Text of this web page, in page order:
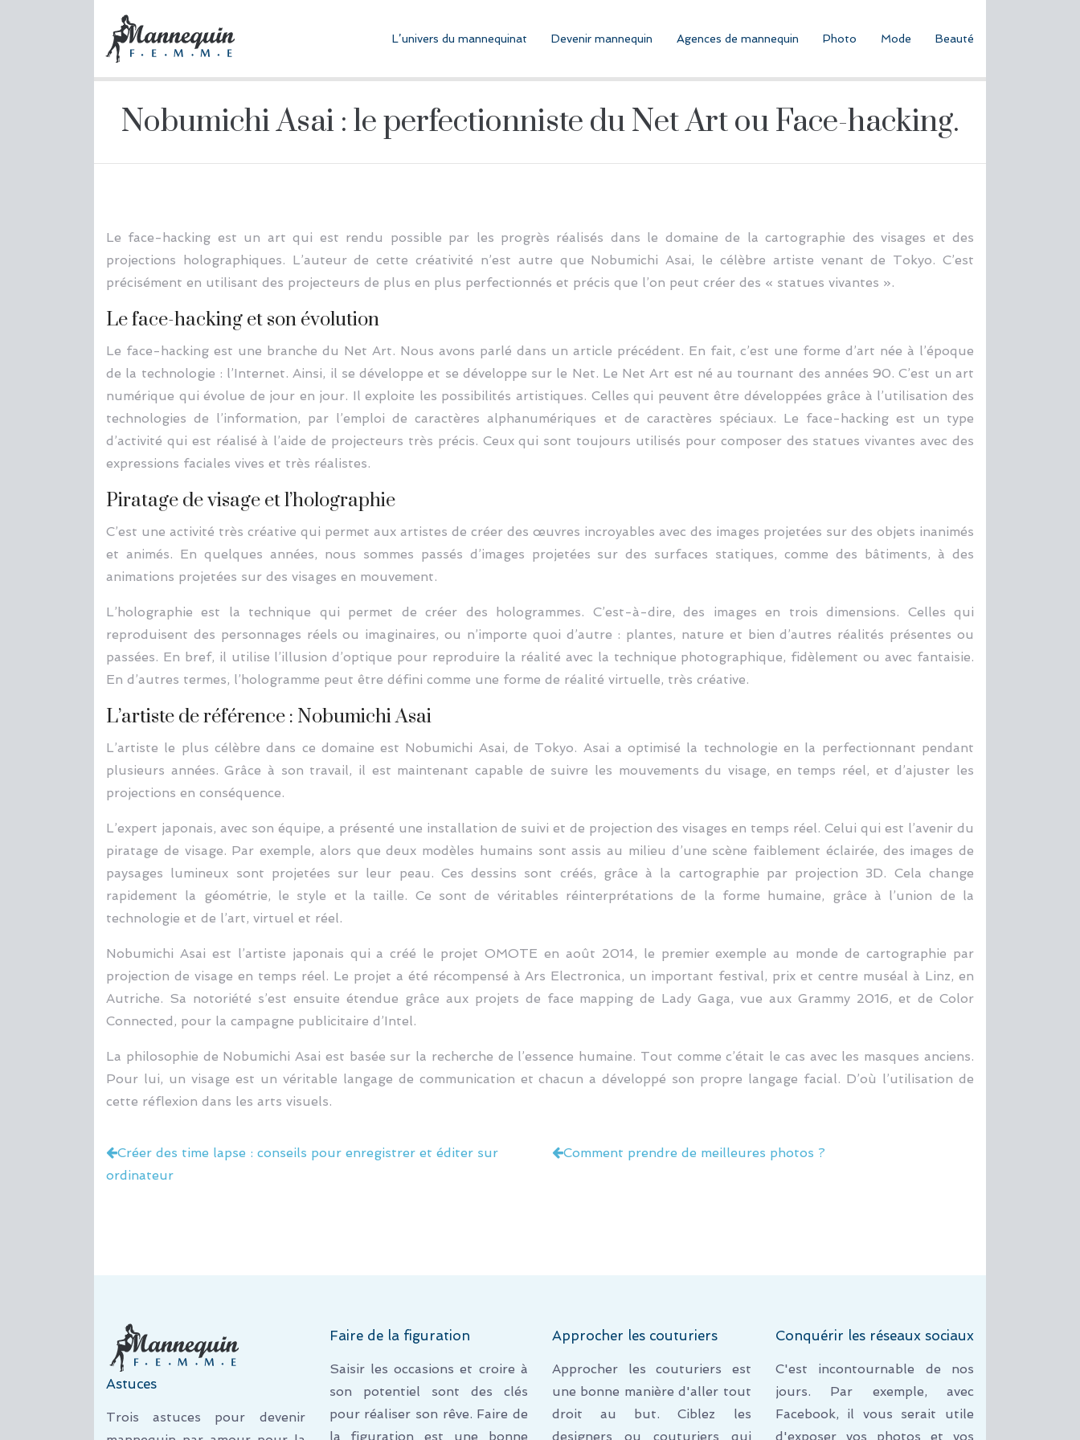
L’univers du mannequinat Devenir mannequin Agences de mannequin Photo Mode Beauté
Nobumichi Asai : le perfectionniste du Net Art ou Face-hacking.
Le face-hacking est un art qui est rendu possible par les progrès réalisés dans le domaine de la cartographie des visages et des
projections holographiques. L’auteur de cette créativité n’est autre que Nobumichi Asai, le célèbre artiste venant de Tokyo. C’est
précisément en utilisant des projecteurs de plus en plus perfectionnés et précis que l’on peut créer des « statues vivantes ».
Le face-hacking et son évolution
Le face-hacking est une branche du Net Art. Nous avons parlé dans un article précédent. En fait, c’est une forme d’art née à l’époque
de la technologie : l’Internet. Ainsi, il se développe et se développe sur le Net. Le Net Art est né au tournant des années 90. C’est un art
numérique qui évolue de jour en jour. Il exploite les possibilités artistiques. Celles qui peuvent être développées grâce à l’utilisation des
technologies de l’information, par l’emploi de caractères alphanumériques et de caractères spéciaux. Le face-hacking est un type
d’activité qui est réalisé à l’aide de projecteurs très précis. Ceux qui sont toujours utilisés pour composer des statues vivantes avec des
expressions faciales vives et très réalistes.
Piratage de visage et l’holographie
C’est une activité très créative qui permet aux artistes de créer des œuvres incroyables avec des images projetées sur des objets inanimés
et animés. En quelques années, nous sommes passés d’images projetées sur des surfaces statiques, comme des bâtiments, à des
animations projetées sur des visages en mouvement.
L’holographie est la technique qui permet de créer des hologrammes. C’est-à-dire, des images en trois dimensions. Celles qui
reproduisent des personnages réels ou imaginaires, ou n’importe quoi d’autre : plantes, nature et bien d’autres réalités présentes ou
passées. En bref, il utilise l’illusion d’optique pour reproduire la réalité avec la technique photographique, fidèlement ou avec fantaisie.
En d’autres termes, l’hologramme peut être défini comme une forme de réalité virtuelle, très créative.
L’artiste de référence : Nobumichi Asai
L’artiste le plus célèbre dans ce domaine est Nobumichi Asai, de Tokyo. Asai a optimisé la technologie en la perfectionnant pendant
plusieurs années. Grâce à son travail, il est maintenant capable de suivre les mouvements du visage, en temps réel, et d’ajuster les
projections en conséquence.
L’expert japonais, avec son équipe, a présenté une installation de suivi et de projection des visages en temps réel. Celui qui est l’avenir du
piratage de visage. Par exemple, alors que deux modèles humains sont assis au milieu d’une scène faiblement éclairée, des images de
paysages lumineux sont projetées sur leur peau. Ces dessins sont créés, grâce à la cartographie par projection 3D. Cela change
rapidement la géométrie, le style et la taille. Ce sont de véritables réinterprétations de la forme humaine, grâce à l’union de la
technologie et de l’art, virtuel et réel.
Nobumichi Asai est l’artiste japonais qui a créé le projet OMOTE en août 2014, le premier exemple au monde de cartographie par
projection de visage en temps réel. Le projet a été récompensé à Ars Electronica, un important festival, prix et centre muséal à Linz, en
Autriche. Sa notoriété s’est ensuite étendue grâce aux projets de face mapping de Lady Gaga, vue aux Grammy 2016, et de Color
Connected, pour la campagne publicitaire d’Intel.
La philosophie de Nobumichi Asai est basée sur la recherche de l’essence humaine. Tout comme c’était le cas avec les masques anciens.
Pour lui, un visage est un véritable langage de communication et chacun a développé son propre langage facial. D’où l’utilisation de
cette réflexion dans les arts visuels.
Créer des time lapse : conseils pour enregistrer et éditer sur
ordinateur
Comment prendre de meilleures photos ?
Astuces
Trois astuces pour devenir
Faire de la figuration
Saisir les occasions et croire à
son potentiel sont des clés
pour réaliser son rêve. Faire de
la figuration est une bonne
Approcher les couturiers
Approcher les couturiers est
une bonne manière d'aller tout
droit au but. Ciblez les
designers ou couturiers qui
Conquérir les réseaux sociaux
C'est incontournable de nos
jours. Par exemple, avec
Facebook, il vous serait utile
d'exposer vos photos et vos